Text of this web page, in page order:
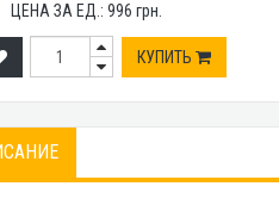
ЦЕНА ЗА ЕД.:996 грн.
КУПИТЬ